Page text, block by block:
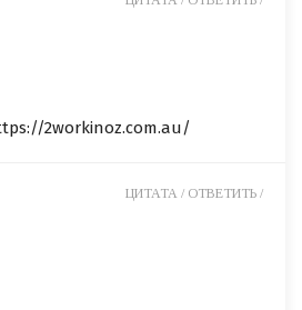
2workinoz.com.au/
ЦИТАТА / ОТВЕТИТЬ /